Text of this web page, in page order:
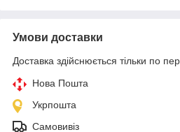
Умови доставки
Доставка здійснюється тільки по
Нова Пошта
Укрпошта
Самовивіз